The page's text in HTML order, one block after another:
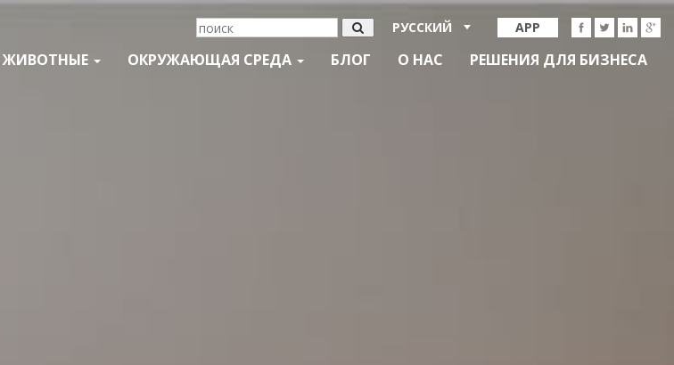
APP
РУССКИЙ
ЖИВОТНЫЕ ОКРУЖАЮЩАЯ СРЕДА БЛОГ О НАС РЕШЕНИЯ ДЛЯ БИЗНЕСА